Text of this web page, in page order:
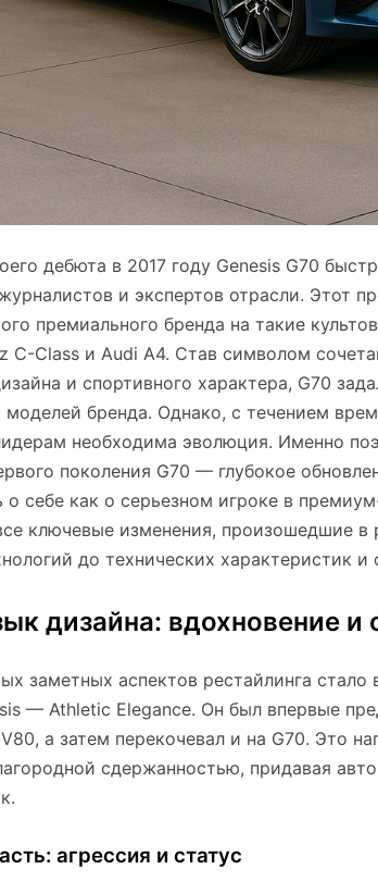
дебюта в 2017 году Genesis G70
и экспертов отрасли. Этот
премиального бренда на такие
C-Class и Audi A4. Став символом
и спортивного характера, G70
бренда. Однако, с течением
необходима эволюция. Именно
поколения G70 — глубокое
о себе как о серьезном игроке в
ключевые изменения, произошедшие в
до технических характеристик
дизайна: вдохновение и
заметных аспектов рестайлинга стало
— Athletic Elegance. Он был впервые
а затем перекочевал и на G70. Это
сдержанностью, придавая
агрессия и статус